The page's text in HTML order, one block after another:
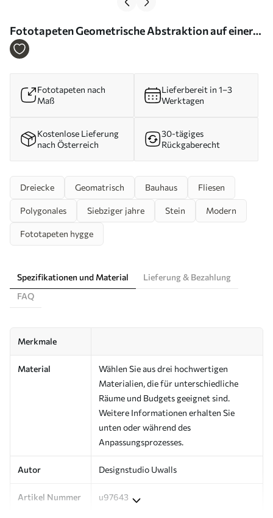
Fototapeten Geometrische Abstraktion auf einer
Betonwand N° u97643
Fototapeten nach
Maß
Lieferbereit in 1–3
Werktagen
Kostenlose Lieferung
nach Österreich
30-tägiges
Rückgaberecht
Dreiecke Geomatrisch Bauhaus Fliesen
Polygonales Siebziger jahre Stein Modern
Fototapeten hygge
Spezifikationen und Material
Lieferung & Bezahlung
FAQ
Merkmale
Material
Wählen Sie aus drei hochwertigen
Materialien, die für unterschiedliche
Räume und Budgets geeignet sind.
Weitere Informationen erhalten Sie
unten oder während des
Anpassungsprozesses.
Autor Designstudio Uwalls
Artikel Nummer u97643